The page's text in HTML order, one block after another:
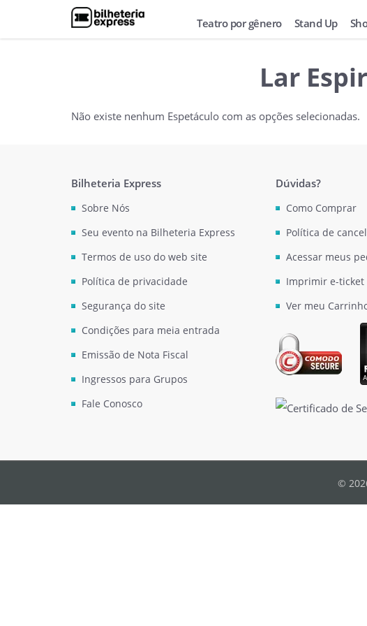
Teatro por gênero Stand Up
Lar
Não existe nenhum Espetáculo com as opções selecionadas.
Bilheteria Express
Sobre Nós
Seu evento na Bilheteria Express
Termos de uso do web site
Política de privacidade
Segurança do site
Condições para meia entrada
Emissão de Nota Fiscal
Ingressos para Grupos
Fale Conosco
Dúvidas?
Como Comprar
Política de
Acessar meus
Imprimir e-ticket
Ver meu
©